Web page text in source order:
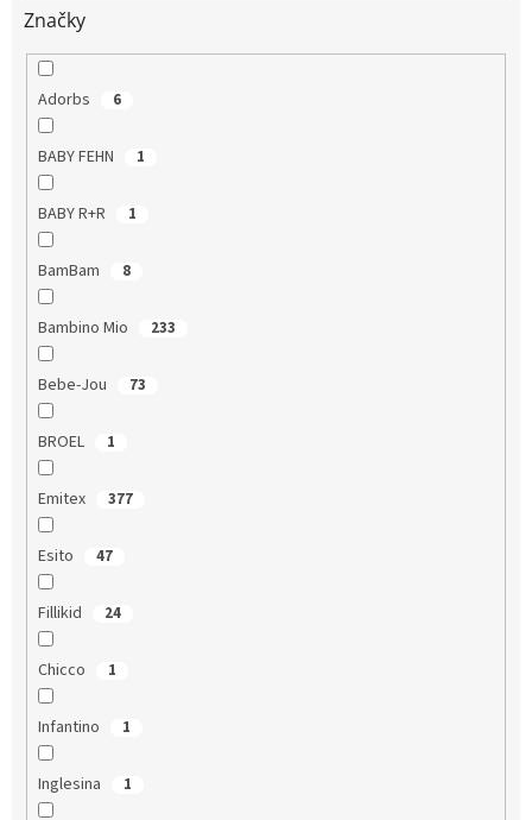
Značky
Adorbs 6
BABY FEHN 1
BABY R+R 1
BamBam 8
Bambino Mio 233
Bebe-Jou 73
BROEL 1
Emitex 377
Esito 47
Fillikid 24
Chicco 1
Infantino 1
Inglesina 1